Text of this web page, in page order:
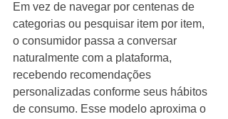
Em vez de navegar por centenas de
categorias ou pesquisar item por item,
o consumidor passa a conversar
naturalmente com a plataforma,
recebendo recomendações
personalizadas conforme seus hábitos
de consumo. Esse modelo aproxima o